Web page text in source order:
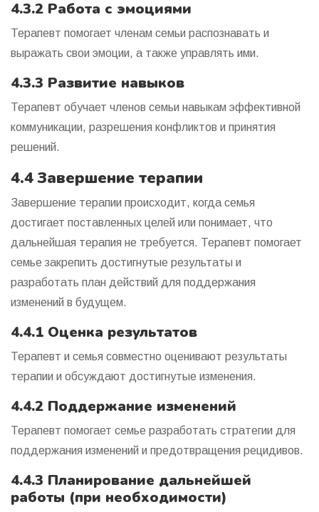
4.3.2 Работа с эмоциями
Терапевт помогает членам семьи распознавать и
выражать свои эмоции, а также управлять ими.
4.3.3 Развитие навыков
Терапевт обучает членов семьи навыкам эффективной
коммуникации, разрешения конфликтов и принятия
решений.
4.4 Завершение терапии
Завершение терапии происходит, когда семья
достигает поставленных целей или понимает, что
дальнейшая терапия не требуется. Терапевт помогает
семье закрепить достигнутые результаты и
разработать план действий для поддержания
изменений в будущем.
4.4.1 Оценка результатов
Терапевт и семья совместно оценивают результаты
терапии и обсуждают достигнутые изменения.
4.4.2 Поддержание изменений
Терапевт помогает семье разработать стратегии для
поддержания изменений и предотвращения рецидивов.
4.4.3 Планирование дальнейшей
работы (при необходимости)